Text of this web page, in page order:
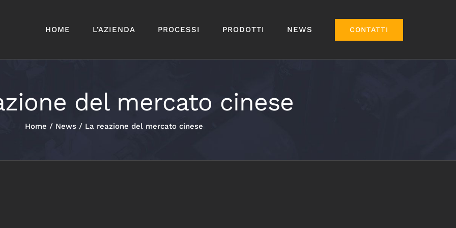
HOME L’AZIENDA PROCESSI PRODOTTI NEWS CONTATTI
del mercato cinese
Home / News / La reazione del mercato cinese